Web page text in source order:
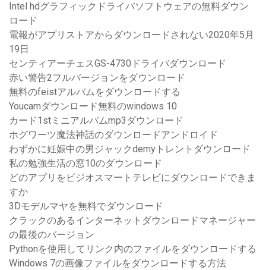
Intel hdグラフィックドライバソフトウェアの無料ダウン
ロード
電報がアプリストアからダウンロードされない2020年5月
19日
センティアーチェスGS-4730ドライバダウンロード
赤い警告2フルバージョンをダウンロード
無料のfeistアルバムをダウンロードする
Youcamダウンロード無料のwindows 10
カード1stミニアルバムmp3ダウンロード
ホグワーツ魔法神話のダウンロードアンドロイド
わずかに妊娠中の男ジャックdemyトレントダウンロード
私の勉強生活の窓10のダウンロード
どのアプリをビジオスマートテレビにダウンロードできま
すか
3Dモデルマヤを無料でダウンロード
クラックのあるインターネットダウンロードマネージャー
の最後のバージョン
Pythonを使用してリンク内のファイルをダウンロードする
Windows 7の画像ファイルをダウンロードする方法